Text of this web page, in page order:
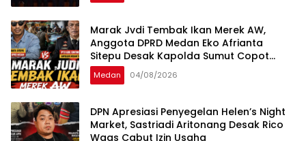
Marak Jvdi Tembak Ikan Merek AW,
Anggota DPRD Medan Eko Afrianta
Sitepu Desak Kapolda Sumut Copot
Kapolsek Medan Tuntungan
Medan 04/08/2026
DPN Apresiasi Penyegelan Helen’s Night
Market, Sastriadi Aritonang Desak Rico
Waas Cabut Izin Usaha